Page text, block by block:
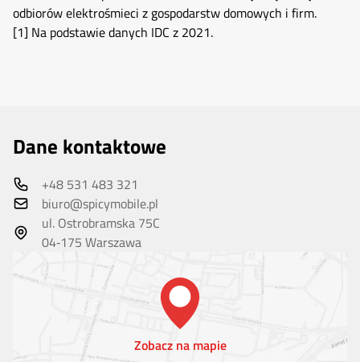
odbiorów elektrośmieci z gospodarstw domowych i firm.
[1] Na podstawie danych IDC z 2021.
Dane kontaktowe
+48 531 483 321
biuro@spicymobile.pl
ul. Ostrobramska 75C
04‑175 Warszawa
Zobacz na mapie